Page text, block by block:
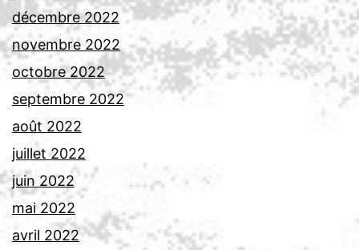
décembre 2022
novembre 2022
octobre 2022
septembre 2022
août 2022
juillet 2022
juin 2022
mai 2022
avril 2022